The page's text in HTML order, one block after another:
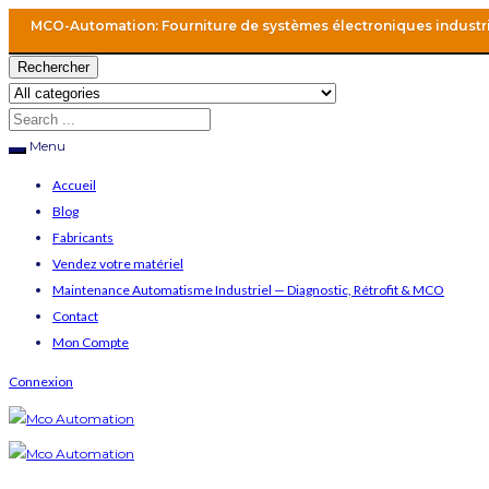
MCO-Automation: Fourniture de systèmes électroniques
Rechercher
Menu
Accueil
Blog
Fabricants
Vendez votre matériel
Maintenance Automatisme Industriel — Diagnostic, Rétrofit & MCO
Contact
Mon Compte
Connexion